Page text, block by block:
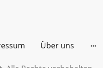
Über uns